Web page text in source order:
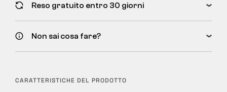
Reso gratuito entro 30 giorni
Non sai cosa fare?
CARATTERISTICHE DEL PRODOTTO